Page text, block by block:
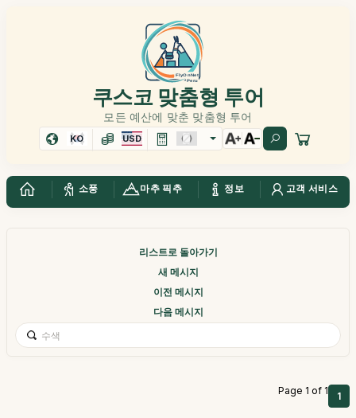
쿠스코 맞춤형 투어
모든 예산에 맞춘 맞춤형 투어
KO USD
소풍 마추 픽추 정보 고객 서비스
리스트로 돌아가기
새 메시지
이전 메시지
다음 메시지
Page 1 of 1 1